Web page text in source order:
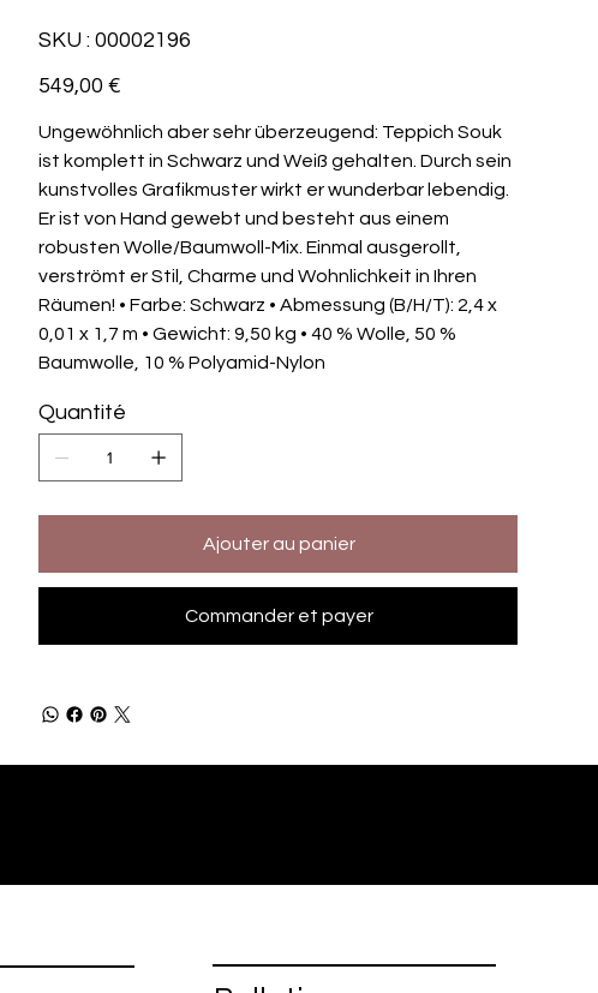
SKU : SKU
00002196
00002196
Prix
549,00 €
Ungewöhnlich aber sehr überzeugend: Teppich Souk
ist komplett in Schwarz und Weiß gehalten. Durch sein
kunstvolles Grafikmuster wirkt er wunderbar lebendig.
Er ist von Hand gewebt und besteht aus einem
robusten Wolle/Baumwoll-Mix. Einmal ausgerollt,
verströmt er Stil, Charme und Wohnlichkeit in Ihren
Räumen! • Farbe: Schwarz • Abmessung (B/H/T): 2,4 x
0,01 x 1,7 m • Gewicht: 9,50 kg • 40 % Wolle, 50 %
Baumwolle, 10 % Polyamid-Nylon
Quantité
Ajouter au panier
Commander et payer